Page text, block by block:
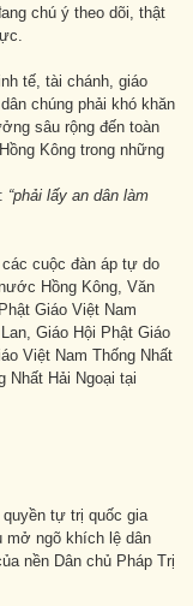
chú ý theo dõi, thật
tế, tài chánh, giáo
chúng phải khó khăn
sâu rộng đến toàn
Kông trong những
“phải lấy an dân làm
cuộc đàn áp tự do
Hồng Kông, Văn
Giáo Việt Nam
Giáo Hội Phật Giáo
Việt Nam Thống Nhất
Nhất Hải Ngoại tại
tự trị quốc gia
mở ngõ khích lệ dân
nền Dân chủ Pháp Trị